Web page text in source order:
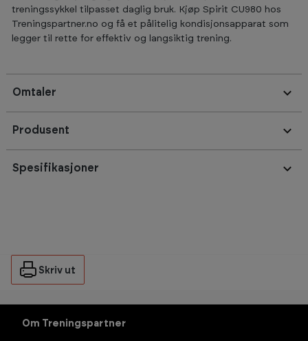
treningssykkel tilpasset daglig bruk. Kjøp Spirit CU980 hos
Treningspartner.no og få et pålitelig kondisjonsapparat som
legger til rette for effektiv og langsiktig trening.
Omtaler
Spesifikasjoner
Produsent
Skriv ut
Om Treningspartner